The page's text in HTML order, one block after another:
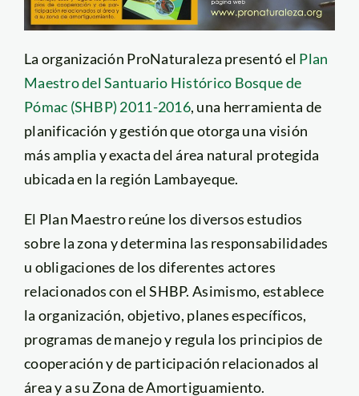
La organización ProNaturaleza presentó el Plan
Maestro del Santuario Histórico Bosque de
Pómac (SHBP) 2011-2016, una herramienta de
planificación y gestión que otorga una visión
más amplia y exacta del área natural protegida
ubicada en la región Lambayeque.
El Plan Maestro reúne los diversos estudios
sobre la zona y determina las responsabilidades
u obligaciones de los diferentes actores
relacionados con el SHBP. Asimismo, establece
la organización, objetivo, planes específicos,
programas de manejo y regula los principios de
cooperación y de participación relacionados al
área y a su Zona de Amortiguamiento.